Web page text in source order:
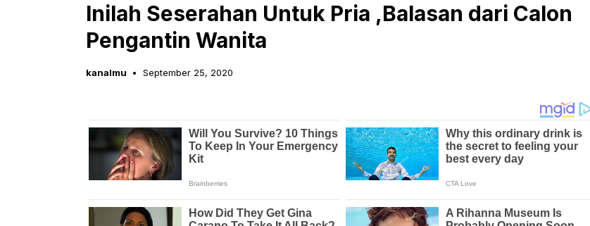
Inilah Seserahan Untuk Pria ,Balasan dari Calon
Pengantin Wanita
kanalmu September 25, 2020